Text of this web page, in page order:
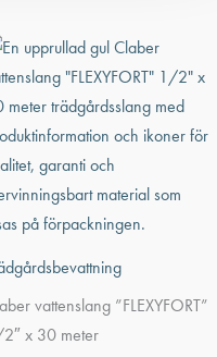
vattenslang ”FLEXYFORT”
x 30 meter